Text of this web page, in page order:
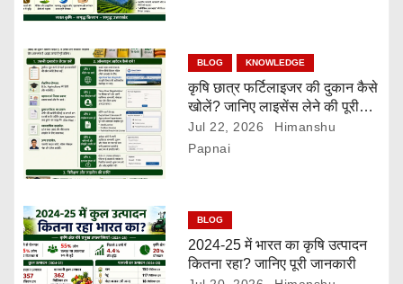
i
o
n
BLOG KNOWLEDGE
कृषि छात्र फर्टिलाइजर की दुकान कैसे
खोलें? जानिए लाइसेंस लेने की पूरी
प्रक्रिया
Jul 22, 2026
Himanshu
Papnai
BLOG
2024-25 में भारत का कृषि उत्पादन
कितना रहा? जानिए पूरी जानकारी